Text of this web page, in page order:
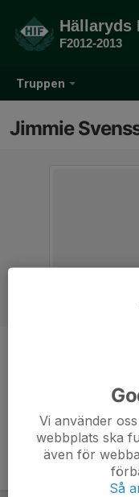
Truppen
Hällaryds
F2012-2013
Jimmie
Vi använder
webbplats ska
även för
Så